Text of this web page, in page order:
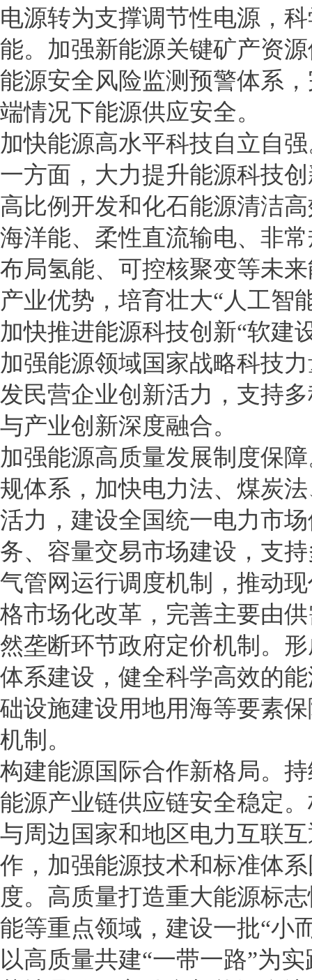
电源转为支撑调节性电源，
能。加强新能源关键矿产资
能源安全风险监测预警体系
端情况下能源供应安全。
加快能源高水平科技自立自
一方面，大力提升能源科技
高比例开发和化石能源清洁
海洋能、柔性直流输电、非
布局氢能、可控核聚变等未
产业优势，培育壮大“人工智
加快推进能源科技创新“软建
加强能源领域国家战略科技
发民营企业创新活力，支持
与产业创新深度融合。
加强能源高质量发展制度保
规体系，加快电力法、煤炭
活力，建设全国统一电力市
务、容量交易市场建设，支
气管网运行调度机制，推动
格市场化改革，完善主要由
然垄断环节政府定价机制。
体系建设，健全科学高效的
础设施建设用地用海等要素
机制。
构建能源国际合作新格局。
能源产业链供应链安全稳定
与周边国家和地区电力互联
作，加强能源技术和标准体
度。高质量打造重大能源标
能等重点领域，建设一批“小
以高质量共建“一带一路”为